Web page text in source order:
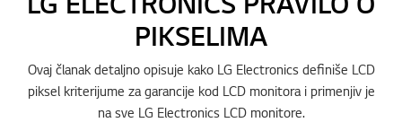
PIKSELIMA
Ovaj članak detaljno opisuje kako LG Electronics definiše LCD
piksel kriterijume za garancije kod LCD monitora i primenjiv je
na sve LG Electronics LCD monitore.